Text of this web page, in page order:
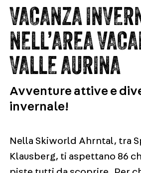
VACANZA
NELL’AREA
VALLE AURINA
Avventure attive e
invernale!
Nella Skiworld Ahrntal, tra
Klausberg, ti aspettano 86